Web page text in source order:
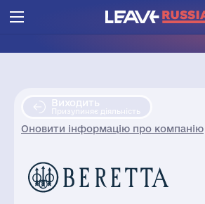
Виходить
Призупиняє діяльність
Оновити інформацію про компанію